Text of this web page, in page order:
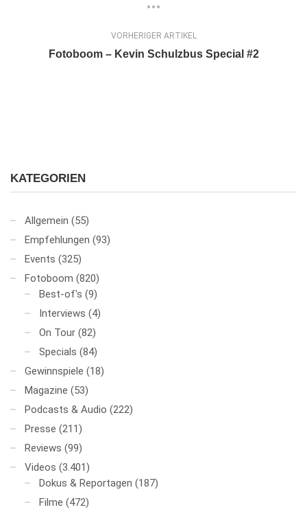
VORHERIGER ARTIKEL
Fotoboom – Kevin Schulzbus Special #2
KATEGORIEN
Allgemein (55)
Empfehlungen (93)
Events (325)
Fotoboom (820)
Best-of's (9)
Interviews (4)
On Tour (82)
Specials (84)
Gewinnspiele (18)
Magazine (53)
Podcasts & Audio (222)
Presse (211)
Reviews (99)
Videos (3.401)
Dokus & Reportagen (187)
Filme (472)